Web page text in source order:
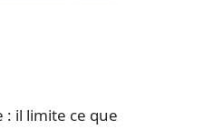
: il limite ce que